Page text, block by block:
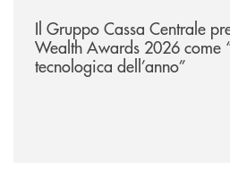
Il Gruppo Cassa Centrale
Wealth Awards 2026 come
tecnologica dell’anno”